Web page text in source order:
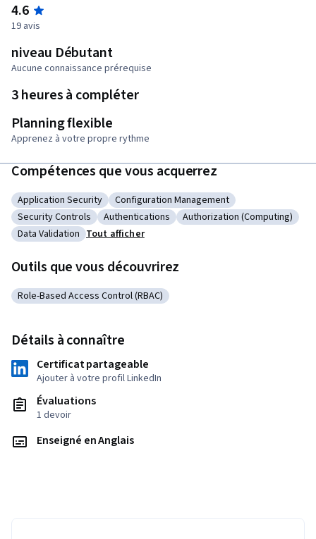
4.6
19 avis
niveau Débutant
Aucune connaissance prérequise
3 heures à compléter
Planning flexible
Apprenez à votre propre rythme
Compétences que vous acquerrez
Catégorie : Application Security
Application Security Catégorie : Configuration Management
Configuration Management
Catégorie : Security Controls
Security Controls Catégorie : Authentications
Authentications Catégorie : Authorization
Authorization (Computing)
Catégorie : Data Validation
Data Validation Tout afficher
Outils que vous découvrirez
Catégorie : Role-Based Access Control (RBAC)
Role-Based Access Control (RBAC)
Détails à connaître
Certificat partageable
Ajouter à votre profil LinkedIn
Évaluations
1 devoir
Enseigné en Anglais